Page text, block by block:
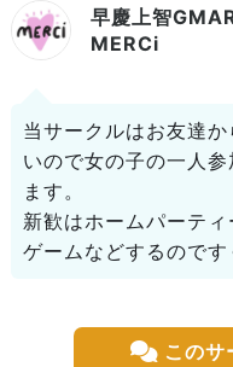
早慶上智
MERCi
当サークルはお友達
いので女の子の一人
ます。
新歓はホームパーテ
ゲームなどするのです
このサ